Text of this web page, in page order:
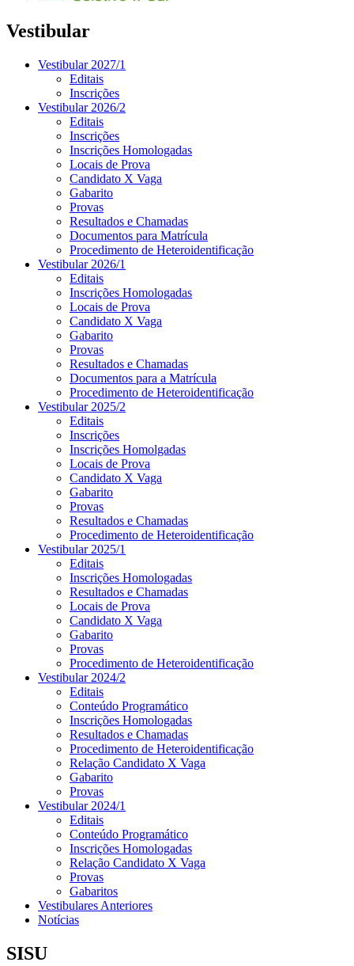
Vestibular
Vestibular 2027/1
Editais
Inscrições
Vestibular 2026/2
Editais
Inscrições
Inscrições Homologadas
Locais de Prova
Candidato X Vaga
Gabarito
Provas
Resultados e Chamadas
Documentos para Matrícula
Procedimento de Heteroidentificação
Vestibular 2026/1
Editais
Inscrições Homologadas
Locais de Prova
Candidato X Vaga
Gabarito
Provas
Resultados e Chamadas
Documentos para a Matrícula
Procedimento de Heteroidentificação
Vestibular 2025/2
Editais
Inscrições
Inscrições Homolgadas
Locais de Prova
Candidato X Vaga
Gabarito
Provas
Resultados e Chamadas
Procedimento de Heteroidentificação
Vestibular 2025/1
Editais
Inscrições Homologadas
Resultados e Chamadas
Locais de Prova
Candidato X Vaga
Gabarito
Provas
Procedimento de Heteroidentificação
Vestibular 2024/2
Editais
Conteúdo Programático
Inscrições Homologadas
Resultados e Chamadas
Procedimento de Heteroidentificação
Relação Candidato X Vaga
Gabarito
Provas
Vestibular 2024/1
Editais
Conteúdo Programático
Inscrições Homologadas
Relação Candidato X Vaga
Provas
Gabaritos
Vestibulares Anteriores
Notícias
SISU